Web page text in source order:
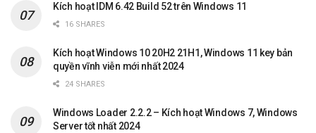
Kích hoạt IDM 6.42 Build 52 trên Windows 11
16 SHARES
Kích hoạt Windows 10 20H2 21H1, Windows 11 key bản
quyền vĩnh viễn mới nhất 2024
24 SHARES
Windows Loader 2.2.2 – Kích hoạt Windows 7, Windows
Server tốt nhất 2024